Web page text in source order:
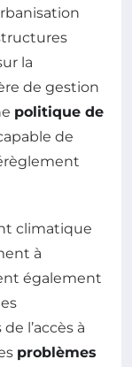
la
de gestion
politique de
de
climatique
à
également
l’accès à
problèmes